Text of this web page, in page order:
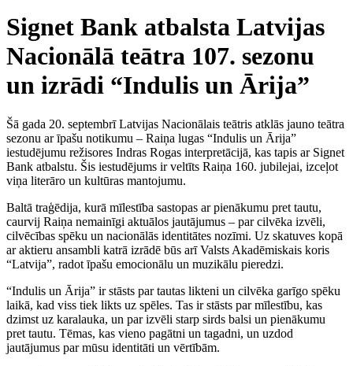
Signet Bank atbalsta Latvijas
Nacionālā teātra 107. sezonu
un izrādi “Indulis un Ārija”
Šā gada 20. septembrī Latvijas Nacionālais teātris atklās jauno teātra
sezonu ar īpašu notikumu – Raiņa lugas “Indulis un Ārija”
iestudējumu režisores Indras Rogas interpretācijā, kas tapis ar Signet
Bank atbalstu. Šis iestudējums ir veltīts Raiņa 160. jubilejai, izceļot
viņa literāro un kultūras mantojumu.
Baltā traģēdija, kurā mīlestība sastopas ar pienākumu pret tautu,
caurvij Raiņa nemainīgi aktuālos jautājumus – par cilvēka izvēli,
cilvēcības spēku un nacionālās identitātes nozīmi. Uz skatuves kopā
ar aktieru ansambli katrā izrādē būs arī Valsts Akadēmiskais koris
“Latvija”, radot īpašu emocionālu un muzikālu pieredzi.
“Indulis un Ārija” ir stāsts par tautas likteni un cilvēka garīgo spēku
laikā, kad viss tiek likts uz spēles. Tas ir stāsts par mīlestību, kas
dzimst uz karalauka, un par izvēli starp sirds balsi un pienākumu
pret tautu. Tēmas, kas vieno pagātni un tagadni, un uzdod
jautājumus par mūsu identitāti un vērtībām.